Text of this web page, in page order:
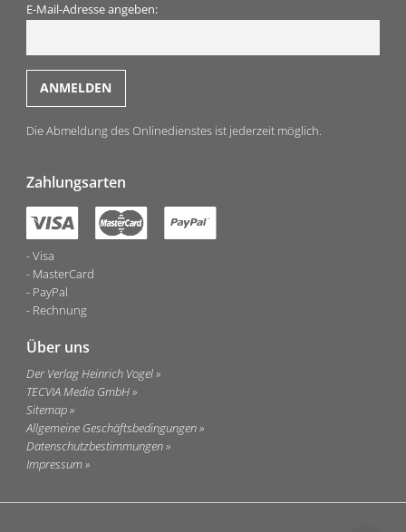
E-Mail-Adresse angeben:
Die Abmeldung des Onlinedienstes ist jederzeit möglich.
Zahlungsarten
Visa
MasterCard
PayPal
Rechnung
Über uns
Der Verlag Heinrich Vogel
TECVIA Media GmbH
Sitemap
Allgemeine Geschäftsbedingungen
Datenschutzbestimmungen
Impressum